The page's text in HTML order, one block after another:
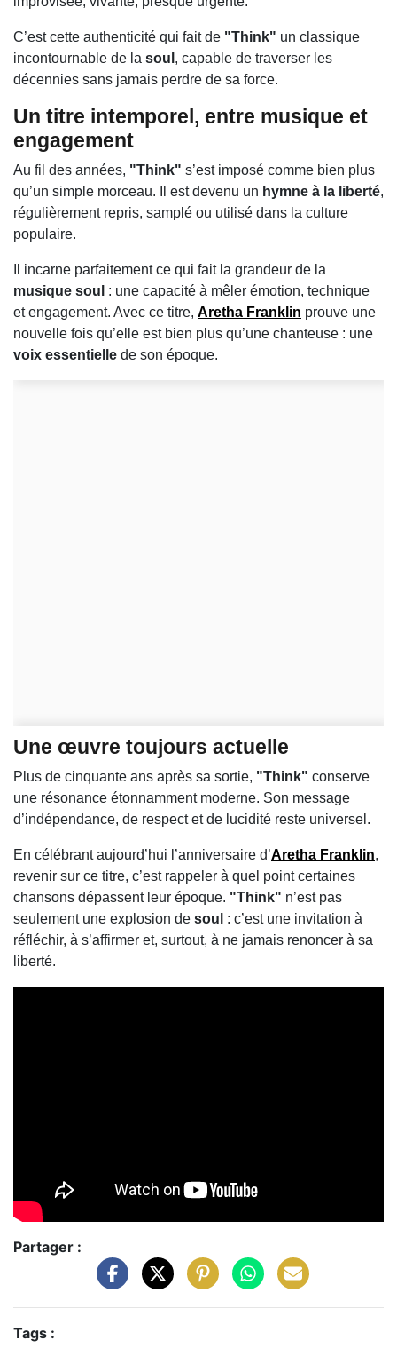
C’est cette authenticité qui fait de "Think" un classique
incontournable de la soul , capable de traverser les
décennies sans jamais perdre de sa force.
Un titre intemporel, entre musique et
engagement
Au fil des années, "Think" s’est imposé comme bien plus
qu’un simple morceau. Il est devenu un hymne à la liberté,
régulièrement repris, samplé ou utilisé dans la culture
populaire.
Il incarne parfaitement ce qui fait la grandeur de la
musique soul : une capacité à mêler émotion, technique
et engagement. Avec ce titre, Aretha Franklin prouve une
nouvelle fois qu’elle est bien plus qu’une chanteuse : une
voix essentielle de son époque.
Une œuvre toujours actuelle
Plus de cinquante ans après sa sortie, "Think" conserve
une résonance étonnamment moderne. Son message
d’indépendance, de respect et de lucidité reste universel.
En célébrant aujourd’hui l’anniversaire d’Aretha Franklin,
revenir sur ce titre, c’est rappeler à quel point certaines
chansons dépassent leur époque. "Think" n’est pas
seulement une explosion de soul : c’est une invitation à
réfléchir, à s’affirmer et, surtout, à ne jamais renoncer à sa
liberté.
Partager :
Tags :